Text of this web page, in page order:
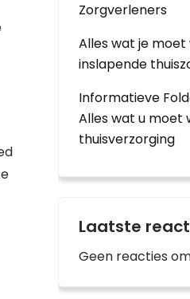
Zorgverleners
Alles wat je
inslapende
Informatieve
Alles wat u moet
thuisverzorging
Laatste
Geen reacties